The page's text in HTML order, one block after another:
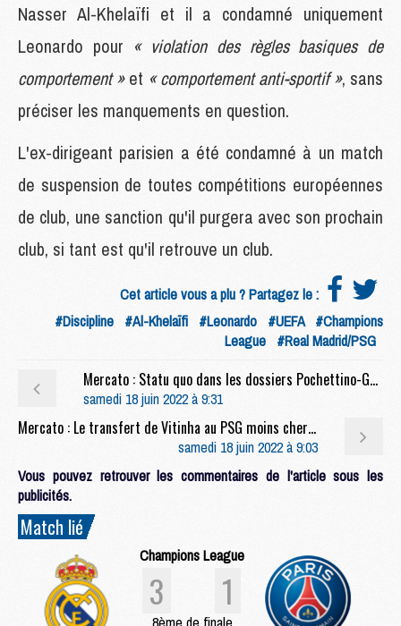
Nasser Al-Khelaïfi et il a condamné uniquement
Leonardo pour « violation des règles basiques de
comportement »et « comportement anti-sportif », sans
préciser les manquements en question.
L'ex-dirigeant parisien a été condamné à un match
de suspension de toutes compétitions européennes
de club, une sanction qu'il purgera avec son prochain
club, si tant est qu'il retrouve un club.
Cet article vous a plu ? Partagez le :
#Discipline #Al-Khelaïfi #Leonardo #UEFA #Champions
League #Real Madrid/PSG
Mercato : Statu quo dans les dossiers Pochettino-Galtier (L'E)
samedi 18 juin 2022 à 9:31
Mercato : Le transfert de Vitinha au PSG moins cher qu'annoncé et dès ce week-end ?
samedi 18 juin 2022 à 9:03
Vous pouvez retrouver les commentaires de l'article sous les
publicités.
Match lié
Champions League
3 1
8ème de finale